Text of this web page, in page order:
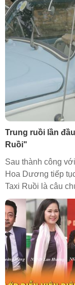
Trung ruồi lần
Ruồi"
Sau thành công
Hoa Dương tiếp
Taxi Ruồi là câu
nghề, trong quá
cười đã xảy ra với
chuyện gì sẽ xảy
nhé.